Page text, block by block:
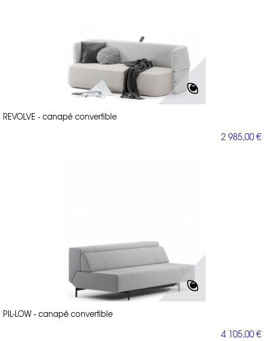
REVOLVE - canapé convertible
2 985,00 €
PIL-LOW - canapé convertible
4 105,00 €